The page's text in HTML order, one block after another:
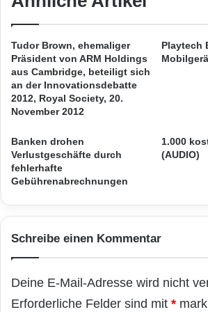
Mac i. „Kommentare, Kritik und
Diskussion erhoffen wir uns für
Forum. Man kann Rechner
über die Feedback-Funktion
medien.de/presseinfo/bilder/ho/
produkte_vergleich.jpg
Ihre Ansprechpartnerin für
Heise Medien Gruppe Sylke
und Öffentlichkeitsarbeit
g
i
t
a
l
e
s
P
i
d
-
A
g
b
o
w
e
e
h
e
n
h
a
b
n
,
u
m
e
s
z
u
g
l
a
u
Tudor Brown, ehemaliger
Präsident von ARM Holdings
aus Cambridge, beteiligt sich
an der Innovationsdebatte
2012, Royal Society, 20.
November 2012
Playtech
Banken drohen
Verlustgeschäfte durch
fehlerhafte
Gebührenabrechnungen
1.000
(AUDIO)
Schreibe einen Kommentar
Deine E-Mail-Adresse wird nicht
Erforderliche Felder sind mit *